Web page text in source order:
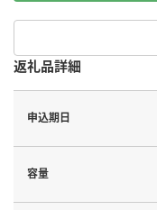
返礼品詳細
申込期日
容量